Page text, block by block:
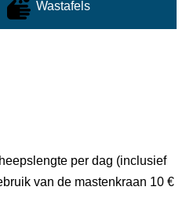
Wastafels
per dag (inclusief
van de mastenkraan 10 €